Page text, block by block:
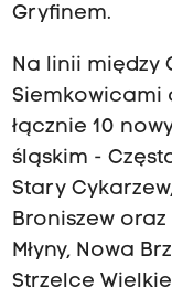
Gryfinem.
Na linii między
Siemkowicami
łącznie 10
śląskim -
Stary
Broniszew oraz
Młyny, Nowa
Strzelce